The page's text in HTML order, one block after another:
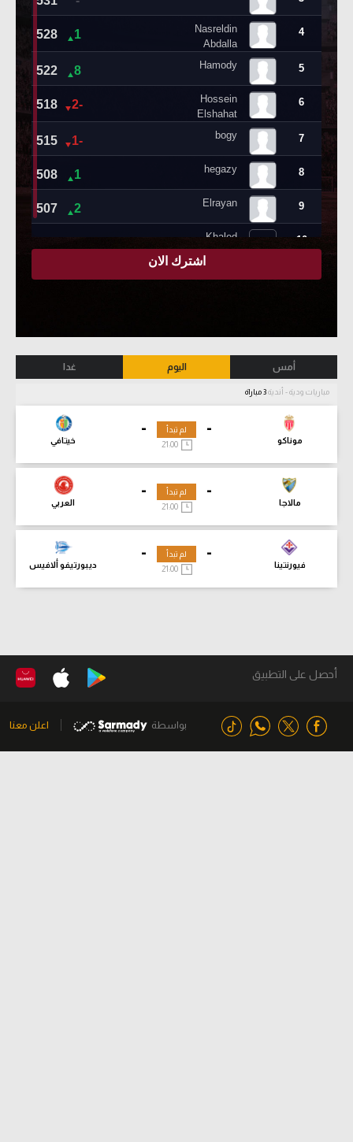
أمس اليوم غدا
مباريات ودية - أندية
-
موناكو
-
خيتافي
لم تبدأ
21:00
-
مالاجا
-
العربي
لم تبدأ
21:00
-
فيورنتينا
-
ديبورتيفو ألافيس
لم تبدأ
21:00
أحصل على التطبيق
بواسطة اعلن معنا